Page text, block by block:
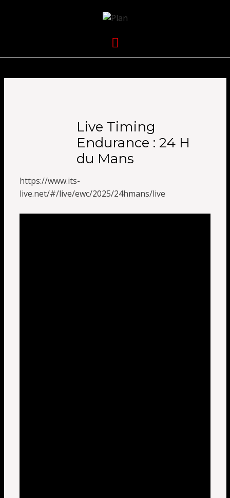
VOLKANIK-
ENDURANCE
Live Timing
Endurance : 24 H
du Mans
https://www.its-
live.net/#/live/ewc/2025/24hmans/live